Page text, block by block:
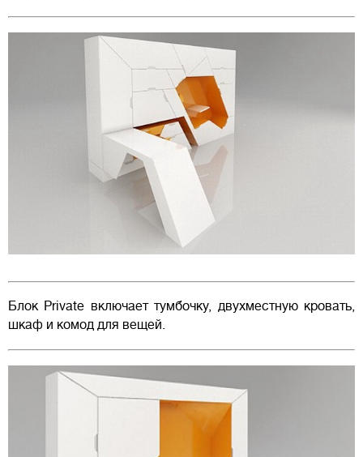
Блок Private включает тумбочку, двухместную кровать,
шкаф и комод для вещей.